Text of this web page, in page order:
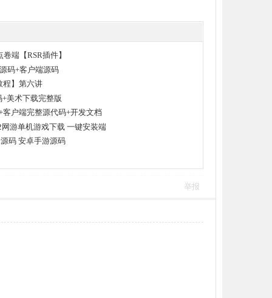
端【RSR插件】
码+客户端源码
程】第六讲
美术下载完整版
户端完整源代码+开发文档
游单机游戏下载 一键安装端
码 安卓手游源码
举报